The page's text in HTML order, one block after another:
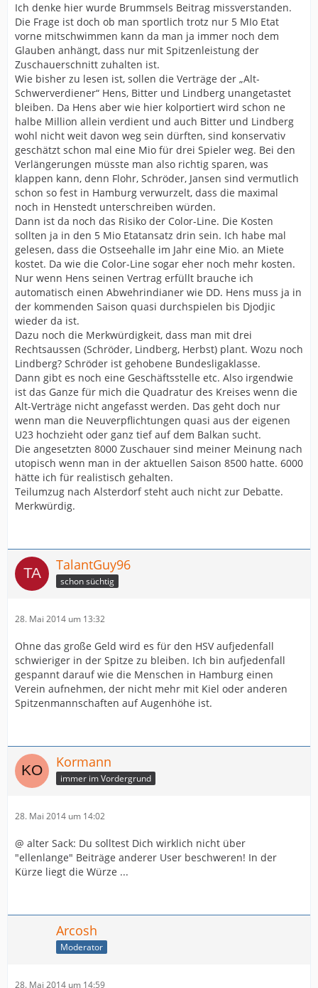
Ich denke hier wurde Brummsels Beitrag missverstanden.
Die Frage ist doch ob man sportlich trotz nur 5 MIo Etat
vorne mitschwimmen kann da man ja immer noch dem
Glauben anhängt, dass nur mit Spitzenleistung der
Zuschauerschnitt zuhalten ist.
Wie bisher zu lesen ist, sollen die Verträge der „Alt-
Schwerverdiener“ Hens, Bitter und Lindberg unangetastet
bleiben. Da Hens aber wie hier kolportiert wird schon ne
halbe Million allein verdient und auch Bitter und Lindberg
wohl nicht weit davon weg sein dürften, sind konservativ
geschätzt schon mal eine Mio für drei Spieler weg. Bei den
Verlängerungen müsste man also richtig sparen, was
klappen kann, denn Flohr, Schröder, Jansen sind vermutlich
schon so fest in Hamburg verwurzelt, dass die maximal
noch in Henstedt unterschreiben würden.
Dann ist da noch das Risiko der Color-Line. Die Kosten
sollten ja in den 5 Mio Etatansatz drin sein. Ich habe mal
gelesen, dass die Ostseehalle im Jahr eine Mio. an Miete
kostet. Da wie die Color-Line sogar eher noch mehr kosten.
Nur wenn Hens seinen Vertrag erfüllt brauche ich
automatisch einen Abwehrindianer wie DD. Hens muss ja in
der kommenden Saison quasi durchspielen bis Djodjic
wieder da ist.
Dazu noch die Merkwürdigkeit, dass man mit drei
Rechtsaussen (Schröder, Lindberg, Herbst) plant. Wozu noch
Lindberg? Schröder ist gehobene Bundesligaklasse.
Dann gibt es noch eine Geschäftsstelle etc. Also irgendwie
ist das Ganze für mich die Quadratur des Kreises wenn die
Alt-Verträge nicht angefasst werden. Das geht doch nur
wenn man die Neuverpflichtungen quasi aus der eigenen
U23 hochzieht oder ganz tief auf dem Balkan sucht.
Die angesetzten 8000 Zuschauer sind meiner Meinung nach
utopisch wenn man in der aktuellen Saison 8500 hatte. 6000
hätte ich für realistisch gehalten.
Teilumzug nach Alsterdorf steht auch nicht zur Debatte.
Merkwürdig.
TalantGuy96
schon süchtig
28. Mai 2014 um 13:32
Ohne das große Geld wird es für den HSV aufjedenfall
schwieriger in der Spitze zu bleiben. Ich bin aufjedenfall
gespannt darauf wie die Menschen in Hamburg einen
Verein aufnehmen, der nicht mehr mit Kiel oder anderen
Spitzenmannschaften auf Augenhöhe ist.
Kormann
immer im Vordergrund
28. Mai 2014 um 14:02
@ alter Sack: Du solltest Dich wirklich nicht über
"ellenlange" Beiträge anderer User beschweren! In der
Kürze liegt die Würze ...
Arcosh
Moderator
28. Mai 2014 um 14:59